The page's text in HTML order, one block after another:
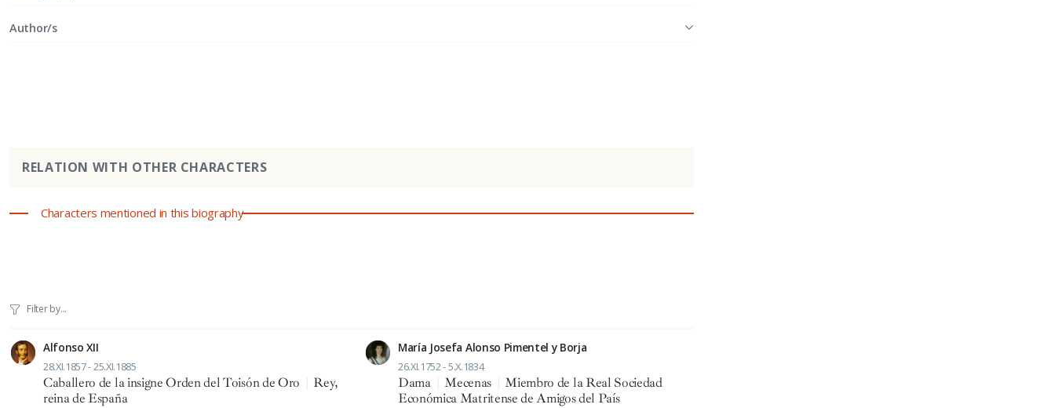
Author/s
RELATION WITH OTHER CHARACTERS
Characters mentioned in this biography
Alfonso XII
28.XI.1857 - 25.XI.1885
Caballero de la insigne Orden del Toisón de Oro
Rey,
reina de España
María Josefa Alonso Pimentel y Borja
26.XI.1752 - 5.X.1834
Dama Mecenas
Miembro de la Real Sociedad
Económica Matritense de Amigos del País